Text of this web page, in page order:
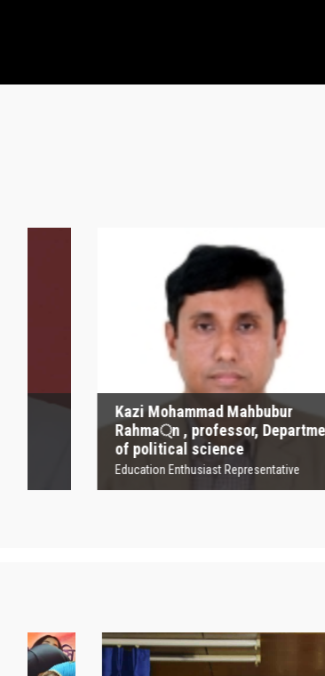
Kazi Mohammad Mahbubur
Rahma্‌n , professor, Department
of political science
Education Enthusiast Representative
Kazi Mohammad
Mahbubur Rahma্‌n ,
professor, Department
of political science
Education Enthusiast Representative